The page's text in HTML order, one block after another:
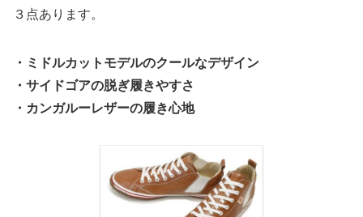
３点あります。
・ミドルカットモデルのクールなデザイン
・サイドゴアの脱ぎ履きやすさ
・カンガルーレザーの履き心地